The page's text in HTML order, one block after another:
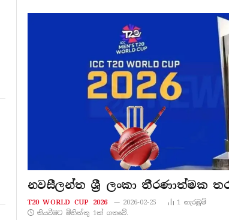
නවසීලන්ත ශ්‍රී ලංකා තීරණාත්මක
T20 WORLD CUP 2026 2026-02-25 1 නැරඹු​ම්
කියවීමට මිනිත්තු 1ක් ගතවේ.